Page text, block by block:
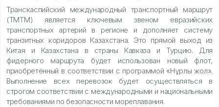
Транскаспийский международный транспортный маршрут
(ТМТМ) является ключевым звеном евразийских
транспортных артерий в регионе и дополняет систему
транзитных коридоров Казахстана. Это прямой выход из
Китая и Казахстана в страны Кавказа и Турцию. Для
фидерного маршрута будет использован новый флот,
приобретённый в соответствии с программой «Нұрлы жол».
Выполнение всех перевозок будет осуществляться в
строгом соответствии с международными и национальными
требованиями по безопасности мореплавания.